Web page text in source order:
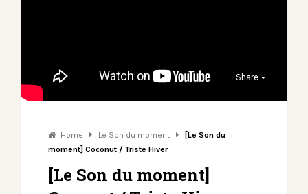
Share
Home Le Son du moment
[Le Son du
moment] Coconut / Triste Hiver
[Le Son du moment]